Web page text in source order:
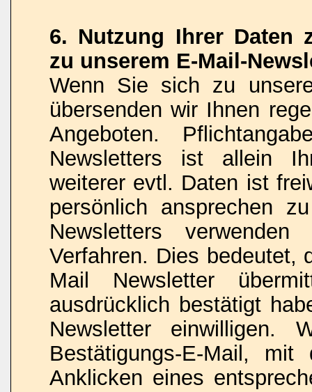
6. Nutzung Ihrer Daten
zu unserem E-Mail-
Wenn Sie sich zu
übersenden wir Ihnen
Angeboten.
Newsletters ist allein
weiterer evtl. Daten ist
persönlich ansprechen
Newsletters
Verfahren. Dies bedeutet,
Mail Newsletter
ausdrücklich bestätigt
Newsletter einwilligen.
Bestätigungs-E-Mail,
Anklicken eines